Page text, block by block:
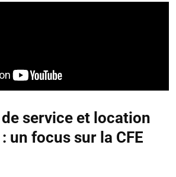
service et location
un focus sur la CFE